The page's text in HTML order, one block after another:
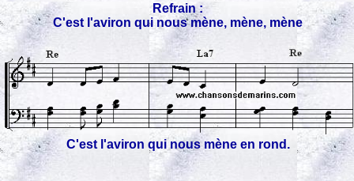
Refrain :
C'est l'aviron qui nous mène, mène, mène
C'est l'aviron qui nous mène en rond.